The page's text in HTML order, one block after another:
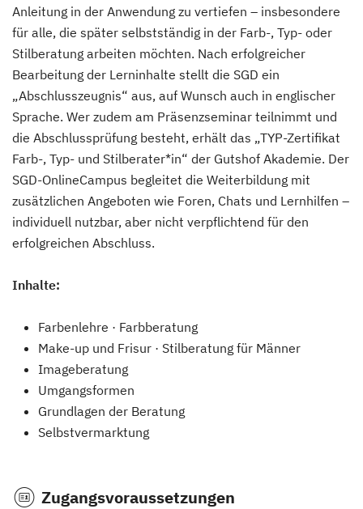
Anleitung in der Anwendung zu vertiefen – insbesondere
für alle, die später selbstständig in der Farb-, Typ- oder
Stilberatung arbeiten möchten. Nach erfolgreicher
Bearbeitung der Lerninhalte stellt die SGD ein
„Abschlusszeugnis“ aus, auf Wunsch auch in englischer
Sprache. Wer zudem am Präsenzseminar teilnimmt und
die Abschlussprüfung besteht, erhält das „TYP-Zertifikat
Farb-, Typ- und Stilberater*in“ der Gutshof Akademie. Der
SGD-OnlineCampus begleitet die Weiterbildung mit
zusätzlichen Angeboten wie Foren, Chats und Lernhilfen –
individuell nutzbar, aber nicht verpflichtend für den
erfolgreichen Abschluss.
Inhalte:
Farbenlehre · Farbberatung
Make-up und Frisur · Stilberatung für Männer
Imageberatung
Umgangsformen
Grundlagen der Beratung
Selbstvermarktung
Zugangsvoraussetzungen